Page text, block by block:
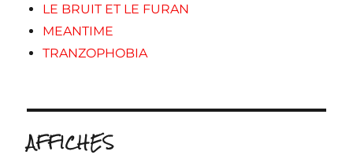
LE BRUIT ET LE FURAN
MEANTIME
TRANZOPHOBIA
AFFICHES